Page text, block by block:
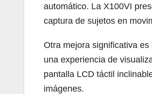
automático. La X100VI
captura de sujetos en
Otra mejora significativa
una experiencia de
pantalla LCD táctil
imágenes.